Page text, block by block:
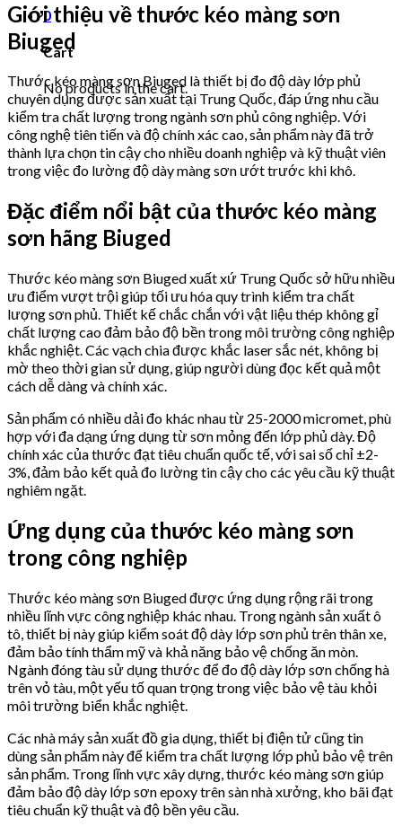
0
Cart
No products in the cart.
Giới thiệu về thước kéo màng sơn
Biuged
Thước kéo màng sơn Biuged là thiết bị đo độ dày lớp phủ
chuyên dụng được sản xuất tại Trung Quốc, đáp ứng nhu cầu
kiểm tra chất lượng trong ngành sơn phủ công nghiệp. Với
công nghệ tiên tiến và độ chính xác cao, sản phẩm này đã trở
thành lựa chọn tin cậy cho nhiều doanh nghiệp và kỹ thuật viên
trong việc đo lường độ dày màng sơn ướt trước khi khô.
Đặc điểm nổi bật của thước kéo màng
sơn hãng Biuged
Thước kéo màng sơn Biuged xuất xứ Trung Quốc sở hữu nhiều
ưu điểm vượt trội giúp tối ưu hóa quy trình kiểm tra chất
lượng sơn phủ. Thiết kế chắc chắn với vật liệu thép không gỉ
chất lượng cao đảm bảo độ bền trong môi trường công nghiệp
khắc nghiệt. Các vạch chia được khắc laser sắc nét, không bị
mờ theo thời gian sử dụng, giúp người dùng đọc kết quả một
cách dễ dàng và chính xác.
Sản phẩm có nhiều dải đo khác nhau từ 25-2000 micromet, phù
hợp với đa dạng ứng dụng từ sơn mỏng đến lớp phủ dày. Độ
chính xác của thước đạt tiêu chuẩn quốc tế, với sai số chỉ ±2-
3%, đảm bảo kết quả đo lường tin cậy cho các yêu cầu kỹ thuật
nghiêm ngặt.
Ứng dụng của thước kéo màng sơn
trong công nghiệp
Thước kéo màng sơn Biuged được ứng dụng rộng rãi trong
nhiều lĩnh vực công nghiệp khác nhau. Trong ngành sản xuất ô
tô, thiết bị này giúp kiểm soát độ dày lớp sơn phủ trên thân xe,
đảm bảo tính thẩm mỹ và khả năng bảo vệ chống ăn mòn.
Ngành đóng tàu sử dụng thước để đo độ dày lớp sơn chống hà
trên vỏ tàu, một yếu tố quan trọng trong việc bảo vệ tàu khỏi
môi trường biển khắc nghiệt.
Các nhà máy sản xuất đồ gia dụng, thiết bị điện tử cũng tin
dùng sản phẩm này để kiểm tra chất lượng lớp phủ bảo vệ trên
sản phẩm. Trong lĩnh vực xây dựng, thước kéo màng sơn giúp
đảm bảo độ dày lớp sơn epoxy trên sàn nhà xưởng, kho bãi đạt
tiêu chuẩn kỹ thuật và độ bền yêu cầu.